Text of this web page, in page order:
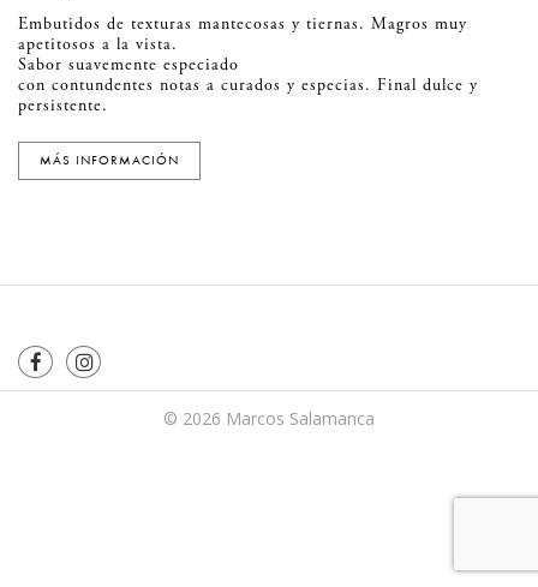
Embutidos de texturas mantecosas y tiernas. Magros muy
apetitosos a la vista.
Sabor suavemente especiado
con contundentes notas a curados y especias. Final dulce y
persistente.
MÁS INFORMACIÓN
© 2026 Marcos Salamanca